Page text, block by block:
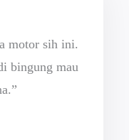
motor sih ini.
bingung mau